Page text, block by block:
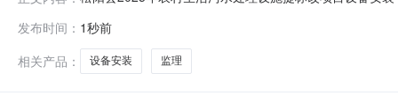
地点：松阳县四都乡2.详细地址:四都乡3.中介服务完成
式：暗标8.
发布时间： 1秒前
相关产品：
设备安装 监理